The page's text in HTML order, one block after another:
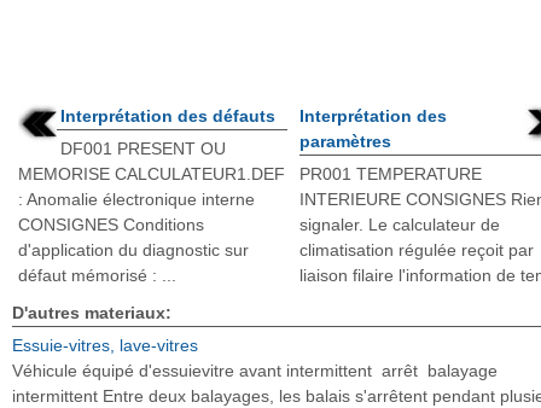
Interprétation des défauts
DF001 PRESENT OU
MEMORISE CALCULATEUR1.DEF
: Anomalie électronique interne
CONSIGNES Conditions
d'application du diagnostic sur
défaut mémorisé : ...
Interprétation des
paramètres
PR001 TEMPERATURE
INTERIEURE CONSIGNES
signaler. Le calculateur de
climatisation régulée reçoit par
liaison filaire l'information de
D'autres materiaux:
Essuie-vitres, lave-vitres
Véhicule équipé d'essuievitre avant intermittent arrêt balayage
intermittent Entre deux balayages, les balais s'arrêtent pendant